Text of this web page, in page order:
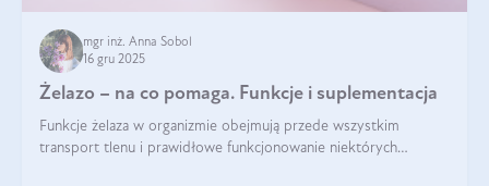
mgr inż. Anna Sobol
16 gru 2025
Żelazo – na co pomaga. Funkcje i suplementacja
Funkcje żelaza w organizmie obejmują przede wszystkim
transport tlenu i prawidłowe funkcjonowanie niektórych